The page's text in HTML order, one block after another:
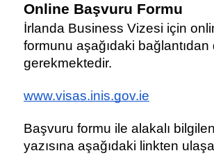
Online Başvuru Formu
İrlanda Business Vizesi için
formunu aşağıdaki bağlantıdan
gerekmektedir.
www.visas.inis.gov.ie
Başvuru formu ile alakalı
yazısına aşağıdaki linkten